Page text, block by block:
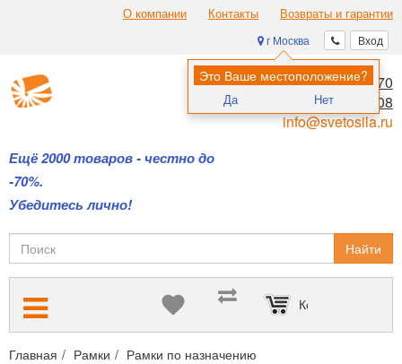
О компании Контакты Возвраты и гарантии
Вход
г Москва
Это Ваше местоположение?
Да Нет
Ещё 2000 товаров - честно до
-70%.
Убедитесь лично!
8 (495) 970-00-70
8 (800) 700-11-08
info@svetosila.ru
Найти
Корзина пуста
Главная Рамки Рамки по назначению